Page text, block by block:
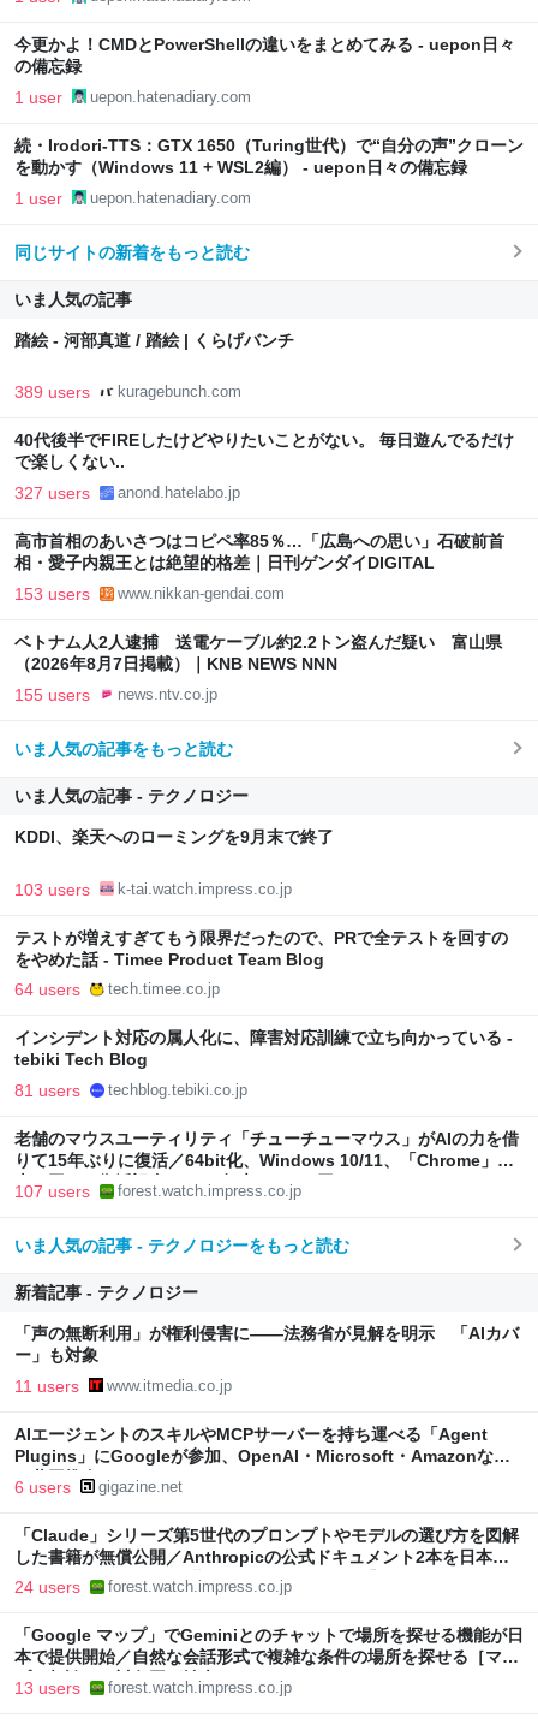
今更かよ！CMDとPowerShellの違いをまとめてみる - uepon日々
の備忘録
1 user uepon.hatenadiary.com
続・Irodori-TTS：GTX 1650（Turing世代）で“自分の声”クローン
を動かす（Windows 11 + WSL2編） - uepon日々の備忘録
1 user uepon.hatenadiary.com
同じサイトの新着をもっと読む
いま人気の記事
踏絵 - 河部真道 / 踏絵 | くらげバンチ
389 users kuragebunch.com
40代後半でFIREしたけどやりたいことがない。 毎日遊んでるだけ
で楽しくない..
327 users anond.hatelabo.jp
高市首相のあいさつはコピペ率85％…「広島への思い」石破前首
相・愛子内親王とは絶望的格差｜日刊ゲンダイDIGITAL
153 users www.nikkan-gendai.com
ベトナム人2人逮捕 送電ケーブル約2.2トン盗んだ疑い 富山県
（2026年8月7日掲載）｜KNB NEWS NNN
155 users news.ntv.co.jp
いま人気の記事をもっと読む
いま人気の記事 - テクノロジー
KDDI、楽天へのローミングを9月末で終了
103 users k-tai.watch.impress.co.jp
テストが増えすぎてもう限界だったので、PRで全テストを回すの
をやめた話 - Timee Product Team Blog
64 users tech.timee.co.jp
インシデント対応の属人化に、障害対応訓練で立ち向かっている -
tebiki Tech Blog
81 users techblog.tebiki.co.jp
老舗のマウスユーティリティ「チューチューマウス」がAIの力を借
りて15年ぶりに復活／64bit化、Windows 10/11、「Chrome」も
走り回る。復活記念で2026年末まで500円
107 users forest.watch.impress.co.jp
いま人気の記事 - テクノロジーをもっと読む
新着記事 - テクノロジー
「声の無断利用」が権利侵害に――法務省が見解を明示 「AIカバ
ー」も対象
11 users www.itmedia.co.jp
AIエージェントのスキルやMCPサーバーを持ち運べる「Agent
Plugins」にGoogleが参加、OpenAI・Microsoft・Amazonなど
と共同推進
6 users gigazine.net
「Claude」シリーズ第5世代のプロンプトやモデルの選び方を図解
した書籍が無償公開／Anthropicの公式ドキュメント2本を日本語
で図解した『Claude 5世代 マスターガイド』【Book Watch/ニュ
24 users forest.watch.impress.co.jp
「Google マップ」でGeminiとのチャットで場所を探せる機能が日
本で提供開始／自然な会話形式で複雑な条件の場所を探せる［マッ
プに相談］の対象国が拡大
13 users forest.watch.impress.co.jp